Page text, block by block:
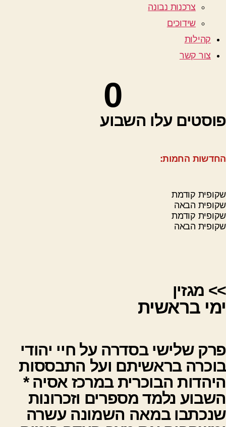
צרכנות נבונה
שידוכים
קהילות
צור קשר
0
פוסטים עלו השבוע
החדשות החמות:
שקופית קודמת
שקופית הבאה
שקופית קודמת
שקופית הבאה
>> מגזין
ימי בראשית
פרק שלישי בסדרה על חיי יהודי
בוכרה בראשיתם ועל התבססות
היהדות הבוכרית במרכז אסיה *
השבוע נלמד מספרים וזכרונות
שנכתבו במאה השמונה עשרה